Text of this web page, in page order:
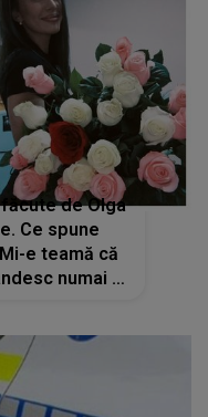
făcute de Olga
Ce spune
e teamă că
numai la